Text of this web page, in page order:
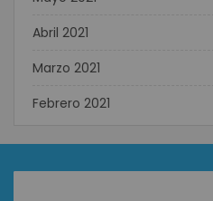
Abril 2021
Marzo 2021
Febrero 2021